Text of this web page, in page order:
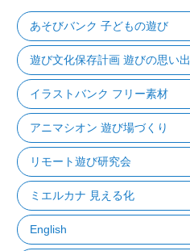
あそびバンク 子どもの遊び
遊び文化保存計画 遊びの思い出
イラストバンク フリー素材
アニマシオン 遊び場づくり
リモート遊び研究会
ミエルカナ 見える化
English